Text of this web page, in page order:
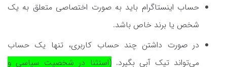
حساب اینستاگرام باید به صورت اختصاصی متعلق به یک
شخص یا برند خاص باشد.
در صورت داشتن چند حساب کاربری، تنها یک حساب
می‌تواند تیک آبی بگیرد.(استثنا در شخصیت سیاسی و